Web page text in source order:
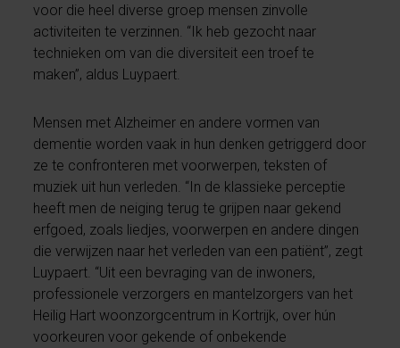
voor die heel diverse groep mensen zinvolle
activiteiten te verzinnen. “Ik heb gezocht naar
technieken om van die diversiteit een troef te
maken”, aldus Luypaert.
Mensen met Alzheimer en andere vormen van
dementie worden vaak in hun denken getriggerd door
ze te confronteren met voorwerpen, teksten of
muziek uit hun verleden. “In de klassieke perceptie
heeft men de neiging terug te grijpen naar gekend
erfgoed, zoals liedjes, voorwerpen en andere dingen
die verwijzen naar het verleden van een patiënt”, zegt
Luypaert. “Uit een bevraging van de inwoners,
professionele verzorgers en mantelzorgers van het
Heilig Hart woonzorgcentrum in Kortrijk, over hún
voorkeuren voor gekende of onbekende